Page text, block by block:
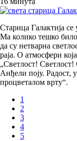
Старица Галактија се
Ма колико тешко било
да су нетварна
раја. О атмосфери
„Светлост! Светлост!
Анђели поју. Радост,
процветалом врту“.
Pagination
Page
1
Page
2
Page
3
Page
4
Page
5